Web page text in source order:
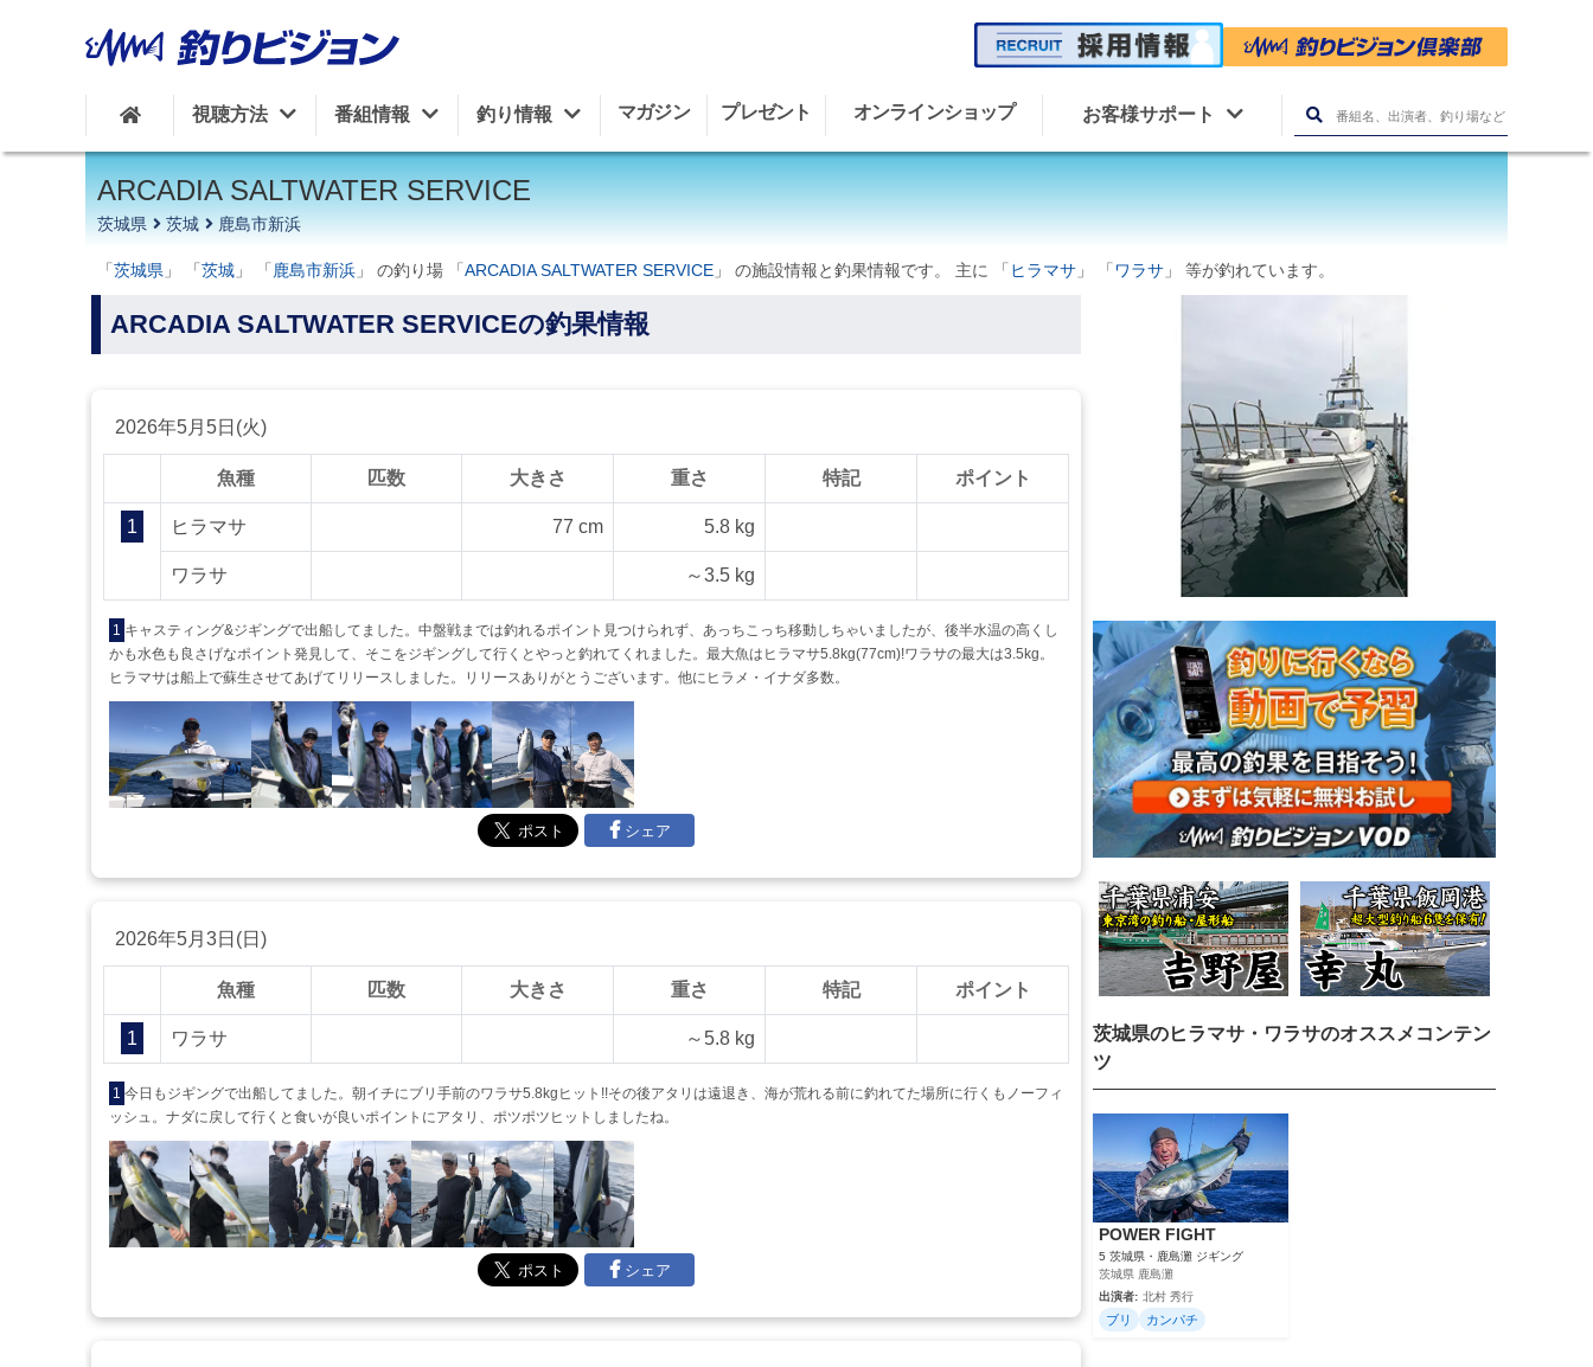
視聴方法 番組情報 釣り情報 マガジン プレゼント オンラインショップ お客様サポート
ARCADIA SALTWATER SERVICE
茨城県 茨城 鹿島市新浜
「 茨城県 」 「 茨城 」 「 鹿島市新浜 」 の釣り場 「 ARCADIA SALTWATER SERVICE 」 の施設情報と釣果情報です。 主に 「 ヒラマサ 」 「 ワラサ 」 等が釣れています。
ARCADIA SALTWATER SERVICEの釣果情報
2026年5月5日(火)
魚種 匹数 大きさ 重さ 特記 ポイント
1 ヒラマサ 77 cm 5.8 kg
ワラサ ～3.5 kg
1 キャスティング&ジギングで出船してました。中盤戦までは釣れるポイント見つけられず、あっちこっち移動しちゃいましたが、後半水温の高くし
かも水色も良さげなポイント発見して、そこをジギングして行くとやっと釣れてくれました。最大魚はヒラマサ5.8kg(77cm)!ワラサの最大は3.5kg。
ヒラマサは船上で蘇生させてあげてリリースしました。リリースありがとうございます。他にヒラメ・イナダ多数。
シェア
2026年5月3日(日)
魚種 匹数 大きさ 重さ 特記 ポイント
1 ワラサ ～5.8 kg
1 今日もジギングで出船してました。朝イチにブリ手前のワラサ5.8kgヒット!!その後アタリは遠退き、海が荒れる前に釣れてた場所に行くもノーフィ
ッシュ。ナダに戻して行くと食いが良いポイントにアタリ、ポツポツヒットしましたね。
シェア
茨城県のヒラマサ・ワラサのオススメコンテン
ツ
POWER FIGHT
5 茨城県・鹿島灘 ジギング
茨城県 鹿島灘
出演者: 北村 秀行
ブリ カンパチ